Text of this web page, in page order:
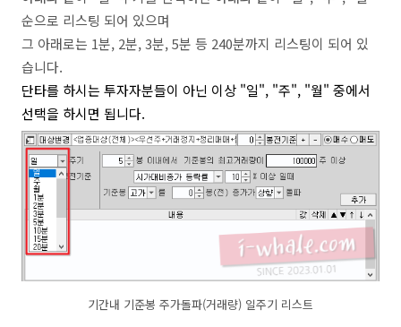
순으로 리스팅 되어 있으며
그 아래로는 1분, 2분, 3분, 5분 등 240분까지 리스팅이 되어 있
습니다.
단타를 하시는 투자자분들이 아닌 이상 "일", "주", "월" 중에서
선택을 하시면 됩니다.
기간내 기준봉 주가돌파(거래량) 일주기 리스트